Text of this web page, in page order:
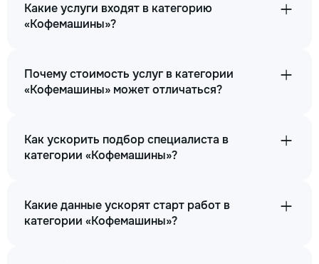
Какие услуги входят в категорию
«Кофемашины»?
Почему стоимость услуг в категории
«Кофемашины» может отличаться?
Как ускорить подбор специалиста в
категории «Кофемашины»?
Какие данные ускорят старт работ в
категории «Кофемашины»?